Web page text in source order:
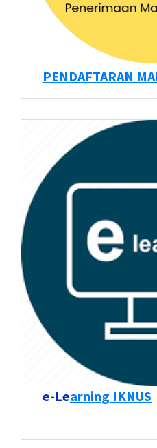
PENDAFTARAN
e-Learning IKNUS